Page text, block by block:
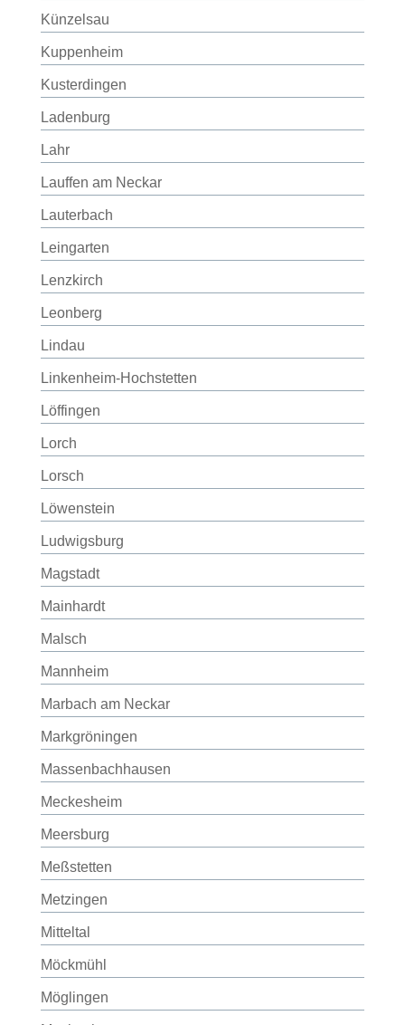
Künzelsau
Kuppenheim
Kusterdingen
Ladenburg
Lahr
Lauffen am Neckar
Lauterbach
Leingarten
Lenzkirch
Leonberg
Lindau
Linkenheim-Hochstetten
Löffingen
Lorch
Lorsch
Löwenstein
Ludwigsburg
Magstadt
Mainhardt
Malsch
Mannheim
Marbach am Neckar
Markgröningen
Massenbachhausen
Meckesheim
Meersburg
Meßstetten
Metzingen
Mitteltal
Möckmühl
Möglingen